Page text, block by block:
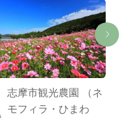
志摩市観光農園 （ネ
モフィラ・ひまわ